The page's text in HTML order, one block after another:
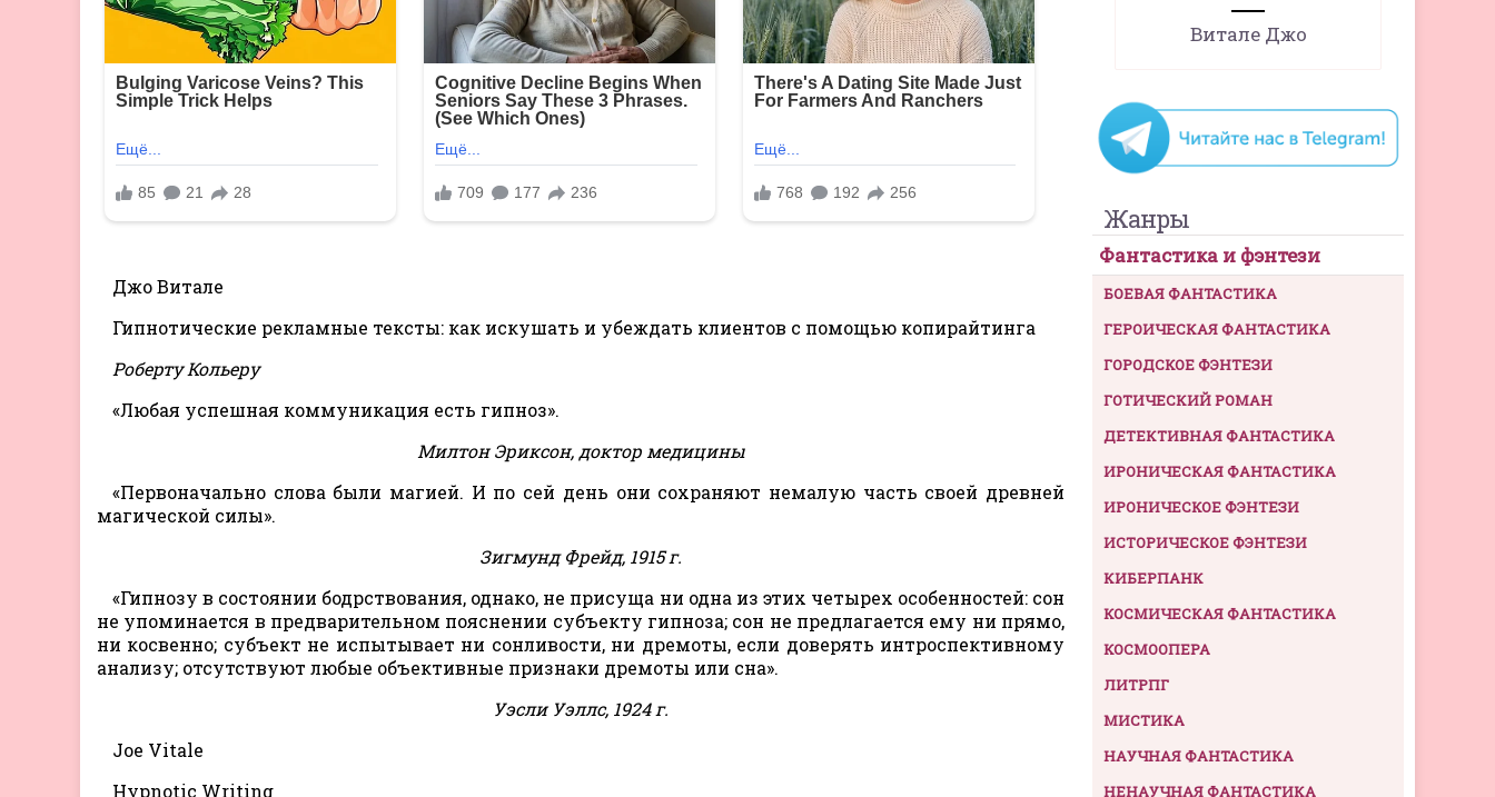
Джо Витале
Гипнотические рекламные тексты: как искушать и убеждать клиентов с помощью копирайтинга
Роберту Кольеру
«Любая успешная коммуникация есть гипноз».
Милтон Эриксон, доктор медицины
«Первоначально слова были магией. И по сей день они сохраняют немалую часть своей древней
магической силы».
Зигмунд Фрейд, 1915 г.
«Гипнозу в состоянии бодрствования, однако, не присуща ни одна из этих четырех особенностей: сон
не упоминается в предварительном пояснении субъекту гипноза; сон не предлагается ему ни прямо,
ни косвенно; субъект не испытывает ни сонливости, ни дремоты, если доверять интроспективному
анализу; отсутствуют любые объективные признаки дремоты или сна».
Уэсли Уэллс, 1924 г.
Joe Vitale
Hypnotic Writing
Витале Джо
Жанры
Фантастика и фэнтези
БОЕВАЯ ФАНТАСТИКА
ГЕРОИЧЕСКАЯ ФАНТАСТИКА
ГОРОДСКОЕ ФЭНТЕЗИ
ГОТИЧЕСКИЙ РОМАН
ДЕТЕКТИВНАЯ ФАНТАСТИКА
ИРОНИЧЕСКАЯ ФАНТАСТИКА
ИРОНИЧЕСКОЕ ФЭНТЕЗИ
ИСТОРИЧЕСКОЕ ФЭНТЕЗИ
КИБЕРПАНК
КОСМИЧЕСКАЯ ФАНТАСТИКА
КОСМООПЕРА
ЛИТРПГ
МИСТИКА
НАУЧНАЯ ФАНТАСТИКА
НЕНАУЧНАЯ ФАНТАСТИКА